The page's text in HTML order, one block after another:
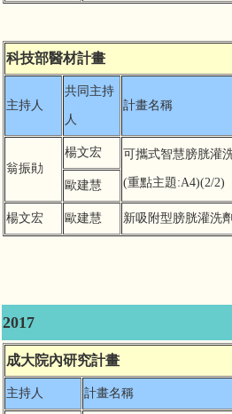
科技部醫材計畫
主持人
共同主持
人
計畫名稱
翁振勛
楊文宏 可攜式智慧膀胱灌
(重點主題:A4)(2/2)
歐建慧
楊文宏 歐建慧 新吸附型膀胱灌洗劑
2017
成大院內研究計畫
主持人 計畫名稱